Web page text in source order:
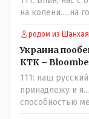
на колени.....на
родом из
Украина
КТК –
111: наш
принадлежу и
способностью